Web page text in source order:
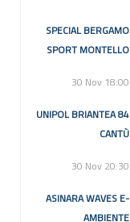
SPECIAL BERGAMO
SPORT MONTELLO
30 Nov 18:00
UNIPOL BRIANTEA 84
CANTÙ
30 Nov 20:30
ASINARA WAVES E-
AMBIENTE